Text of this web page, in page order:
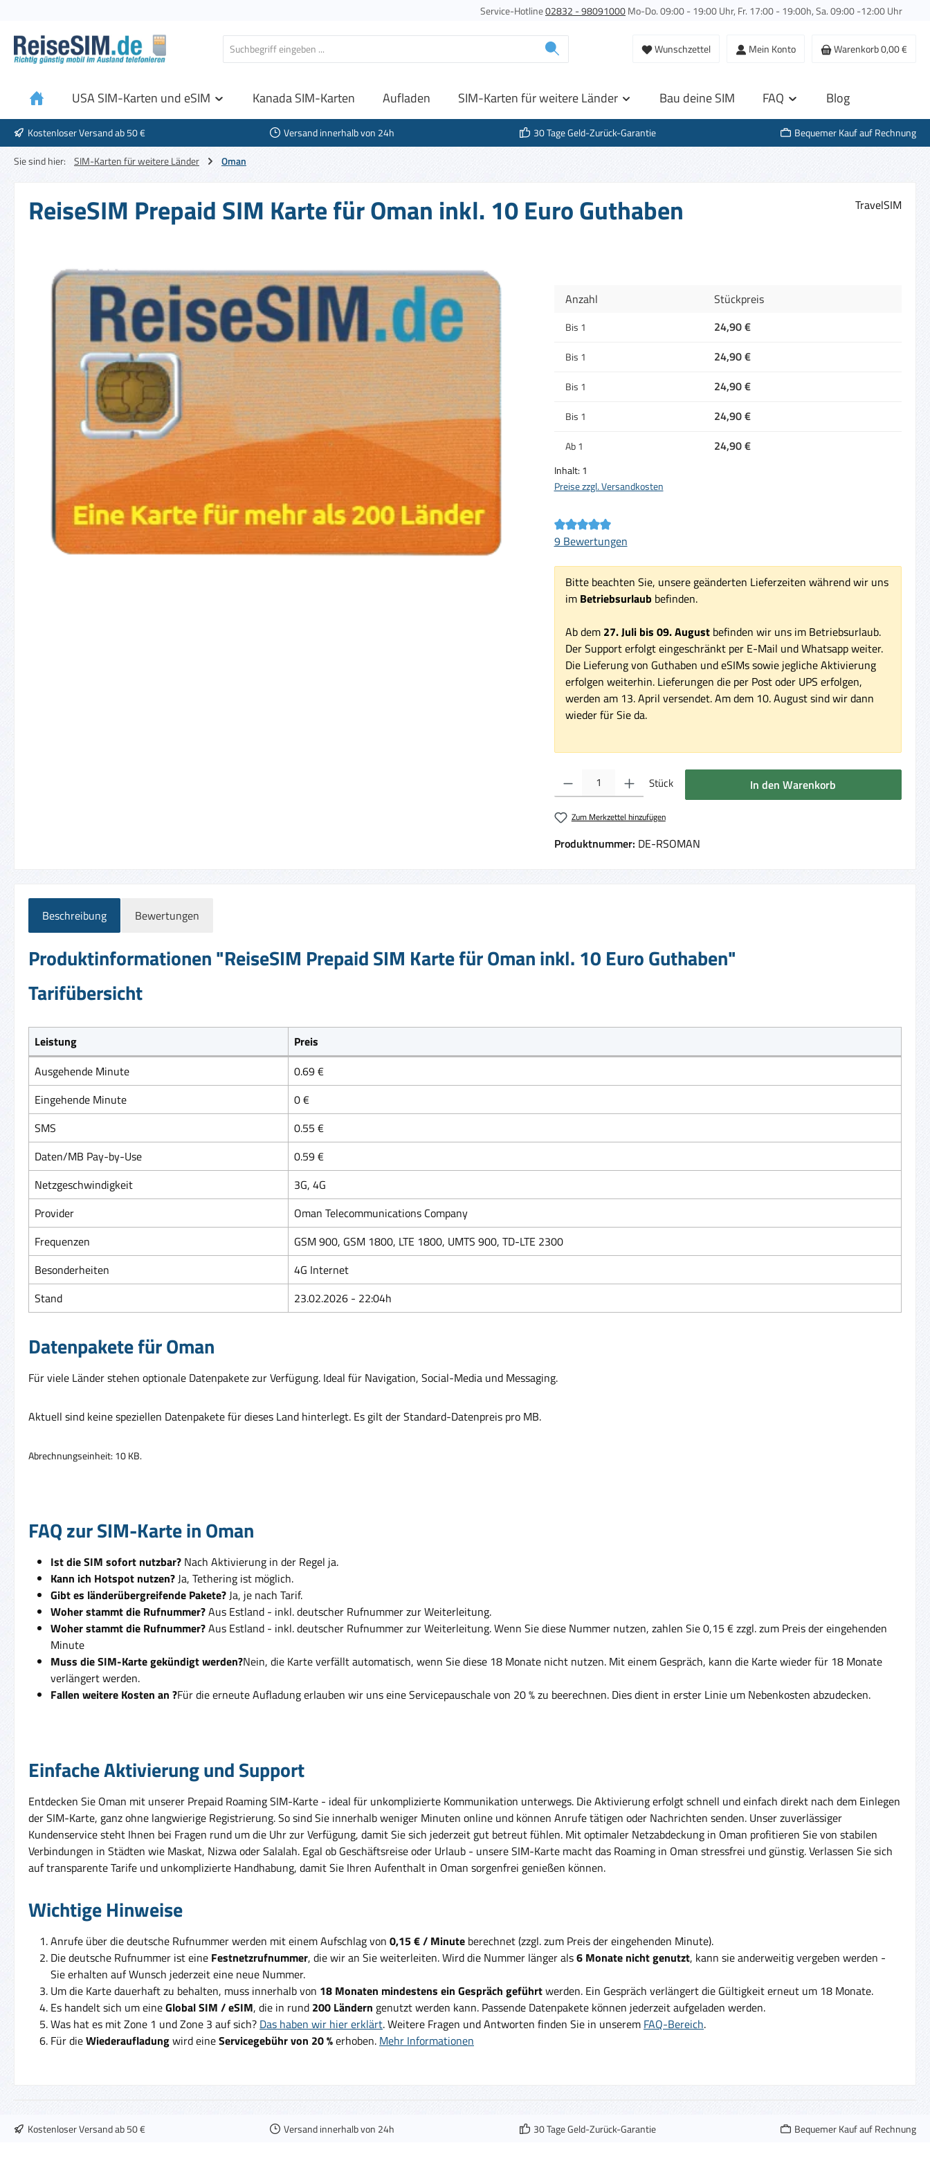
Service-Hotline02832 - 98091000Mo-Do. 09:00 - 19:00 Uhr, Fr. 17:00 - 19:00h, Sa. 09:00 -12:00 Uhr
Wunschzettel Mein Konto Warenkorb0,00 €
USA SIM-Karten und eSIM Kanada SIM-Karten Aufladen SIM-Karten für weitere Länder Bau deine SIM FAQ Blog
Kostenloser Versand ab 50 € Versand innerhalb von 24h 30 Tage Geld-Zurück-Garantie
Bequemer Kauf auf Rechnung
Sie sind hier:
SIM-Karten für weitere Länder Oman
ReiseSIM Prepaid SIM Karte für Oman inkl. 10 Euro Guthaben TravelSIM
Bildergalerie überspringen
Anzahl
Stückpreis
Bis 1 24,90 €
Bis 1 24,90 €
Bis 1 24,90 €
Bis 1 24,90 €
Ab1 24,90 €
Inhalt: 1
Preise zzgl. Versandkosten
Durchschnittliche Bewertung von 5 von 5 Sternen
9 Bewertungen
Bitte beachten Sie, unsere geänderten Lieferzeiten während wir uns
im Betriebsurlaub befinden.
Ab dem 27. Juli bis 09. Augustbefinden wir uns im Betriebsurlaub.
Der Support erfolgt eingeschränkt per E-Mail und Whatsapp weiter.
Die Lieferung von Guthaben und eSIMs sowie jegliche Aktivierung
erfolgen weiterhin. Lieferungen die per Post oder UPS erfolgen,
werden am 13. April versendet. Am dem 10. August sind wir dann
wieder für Sie da.
Produkt Anzahl: Gib den gewünschten Wert ein oder benutze die Schaltflächen um die
Stück In den Warenkorb
Zum Merkzettel hinzufügen
Produktnummer: DE-RSOMAN
Beschreibung Bewertungen
Produktinformationen "ReiseSIM Prepaid SIM Karte für Oman inkl. 10 Euro Guthaben"
Tarifübersicht
Leistung
Preis
Ausgehende Minute
0.69 €
Eingehende Minute
0 €
SMS
0.55 €
Daten/MB Pay-by-Use
0.59 €
Netzgeschwindigkeit
3G, 4G
Provider
Oman Telecommunications Company
Frequenzen
GSM 900, GSM 1800, LTE 1800, UMTS 900, TD-LTE 2300
Besonderheiten
4G Internet
Stand
23.02.2026 - 22:04h
Datenpakete für Oman
Für viele Länder stehen optionale Datenpakete zur Verfügung. Ideal für Navigation, Social-Media und Messaging.
Aktuell sind keine speziellen Datenpakete für dieses Land hinterlegt. Es gilt der Standard-Datenpreis pro MB.
Abrechnungseinheit: 10 KB.
FAQ zur SIM-Karte in Oman
Ist die SIM sofort nutzbar? Nach Aktivierung in der Regel ja.
Kann ich Hotspot nutzen? Ja, Tethering ist möglich.
Gibt es länderübergreifende Pakete? Ja, je nach Tarif.
Woher stammt die Rufnummer?Aus Estland - inkl. deutscher Rufnummer zur Weiterleitung.
Woher stammt die Rufnummer?Aus Estland - inkl. deutscher Rufnummer zur Weiterleitung. Wenn Sie diese Nummer nutzen, zahlen Sie 0,15 € zzgl. zum Preis der eingehenden
Minute
Muss die SIM-Karte gekündigt werden?Nein, die Karte verfällt automatisch, wenn Sie diese 18 Monate nicht nutzen. Mit einem Gespräch, kann die Karte wieder für 18 Monate
verlängert werden.
Fallen weitere Kosten an ?Für die erneute Aufladung erlauben wir uns eine Servicepauschale von 20 % zu beerechnen. Dies dient in erster Linie um Nebenkosten abzudecken.
Einfache Aktivierung und Support
Entdecken Sie Oman mit unserer Prepaid Roaming SIM-Karte - ideal für unkomplizierte Kommunikation unterwegs. Die Aktivierung erfolgt schnell und einfach direkt nach dem Einlegen
der SIM-Karte, ganz ohne langwierige Registrierung. So sind Sie innerhalb weniger Minuten online und können Anrufe tätigen oder Nachrichten senden. Unser zuverlässiger
Kundenservice steht Ihnen bei Fragen rund um die Uhr zur Verfügung, damit Sie sich jederzeit gut betreut fühlen. Mit optimaler Netzabdeckung in Oman profitieren Sie von stabilen
Verbindungen in Städten wie Maskat, Nizwa oder Salalah. Egal ob Geschäftsreise oder Urlaub - unsere SIM-Karte macht das Roaming in Oman stressfrei und günstig. Verlassen Sie sich
auf transparente Tarife und unkomplizierte Handhabung, damit Sie Ihren Aufenthalt in Oman sorgenfrei genießen können.
Wichtige Hinweise
Anrufe über die deutsche Rufnummer werden mit einem Aufschlag von 0,15 € / Minute berechnet (zzgl. zum Preis der eingehenden Minute).
Die deutsche Rufnummer ist eine Festnetzrufnummer, die wir an Sie weiterleiten. Wird die Nummer länger als6 Monate nicht genutzt, kann sie anderweitig vergeben werden -
Sie erhalten auf Wunsch jederzeit eine neue Nummer.
Um die Karte dauerhaft zu behalten, muss innerhalb von 18 Monaten mindestens ein Gespräch geführtwerden. Ein Gespräch verlängert die Gültigkeit erneut um 18 Monate.
Es handelt sich um eineGlobal SIM / eSIM, die in rund 200 Ländern genutzt werden kann. Passende Datenpakete können jederzeit aufgeladen werden.
Was hat es mit Zone 1 und Zone 3 auf sich? Das haben wir hier erklärt. Weitere Fragen und Antworten finden Sie in unserem FAQ-Bereich.
Für dieWiederaufladungwird eineServicegebühr von 20 %erhoben. Mehr Informationen
Kostenloser Versand ab 50 € Versand innerhalb von 24h 30 Tage Geld-Zurück-Garantie Bequemer Kauf auf Rechnung